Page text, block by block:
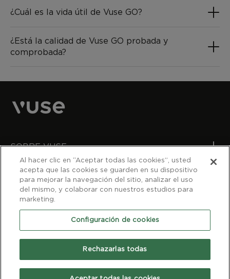
¿Cuál es la vida útil de Vuse GO?
¿Está la calidad de Vuse GO probada y
comprobada?
SOBRE VUSE
¿NECESITAS AYUDA?
COMPRA VUSE DONDE ESTÉS
BAT Chile S.A.
LOS SISTEMAS ELECTRÓNICOS DE ADMINISTRACIÓN DE
NICOTINA SON POTENCIALMENTE ADICTIVOS.
VENTA EXCLUSIVA PARA MAYORES DE 18 AÑOS.
Al hacer clic en “Aceptar todas las cookies”, usted
acepta que las cookies se guarden en su dispositivo
para mejorar la navegación del sitio, analizar el uso
del mismo, y colaborar con nuestros estudios para
marketing.
Configuración de cookies
Rechazarlas todas